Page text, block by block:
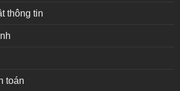
thông tin
toán